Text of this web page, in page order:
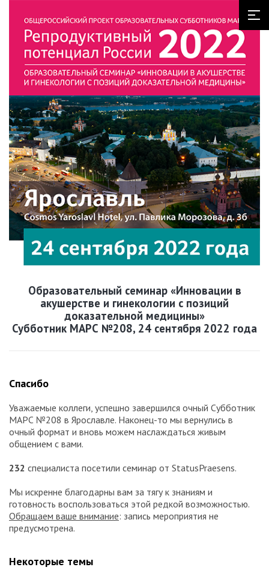
Образовательный семинар «Инновации в
акушерстве и гинекологии с позиций
доказательной медицины»
Субботник МАРС №208, 24 сентября 2022 года
Спасибо
Уважаемые коллеги, успешно завершился очный Субботник
МАРС №208 в Ярославле. Наконец-то мы вернулись в
очный формат и вновь можем наслаждаться живым
общением с вами.
232 специалиста посетили семинар от StatusPraesens.
Мы искренне благодарны вам за тягу к знаниям и
готовность воспользоваться этой редкой возможностью.
Обращаем ваше внимание: запись мероприятия не
предусмотрена.
Некоторые темы